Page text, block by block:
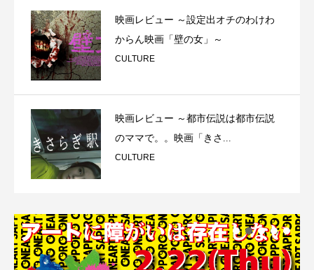
映画レビュー ～設定出オチのわけわ
からん映画「壁の女」～
CULTURE
映画レビュー ～都市伝説は都市伝説
のママで。。映画「きさ...
CULTURE